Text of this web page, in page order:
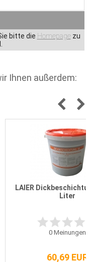
bitte die Homepagezu
Ihnen außerdem:
LAIER
Liter
0Meinungen
60,69 EUR